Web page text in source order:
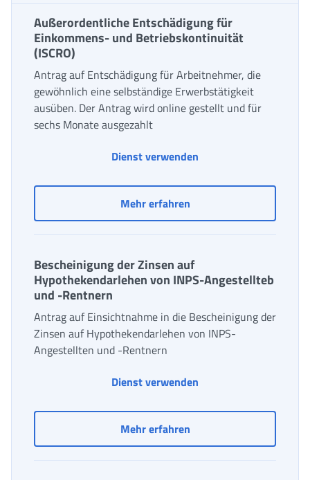
Außerordentliche Entschädigung für
Einkommens- und Betriebskontinuität
(ISCRO)
Antrag auf Entschädigung für Arbeitnehmer, die
gewöhnlich eine selbständige Erwerbstätigkeit
ausüben. Der Antrag wird online gestellt und für
sechs Monate ausgezahlt
Dienst verwenden
Mehr erfahrenAußerordentliche
Bescheinigung der Zinsen auf
Hypothekendarlehen von INPS-Angestellteb
und -Rentnern
Antrag auf Einsichtnahme in die Bescheinigung der
Zinsen auf Hypothekendarlehen von INPS-
Angestellten und -Rentnern
Dienst verwenden
Mehr erfahrenBescheinigung der